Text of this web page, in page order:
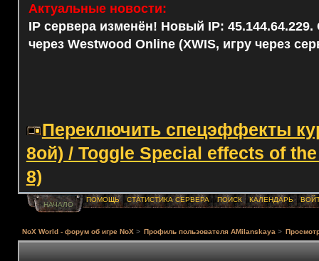
Актуальные новости:
IP сервера изменён! Новый IP: 45.144.64.229.
через Westwood Online (XWIS, игру через
Переключить спецэффекты
8ой) / Toggle Special effects of
8)
НАЧАЛО
ПОМОЩЬ СТАТИСТИКА СЕРВЕРА ПОИСК КАЛЕНДАРЬ
NoX World - форум об игре NoX > Профиль пользователя AMilanskaya >